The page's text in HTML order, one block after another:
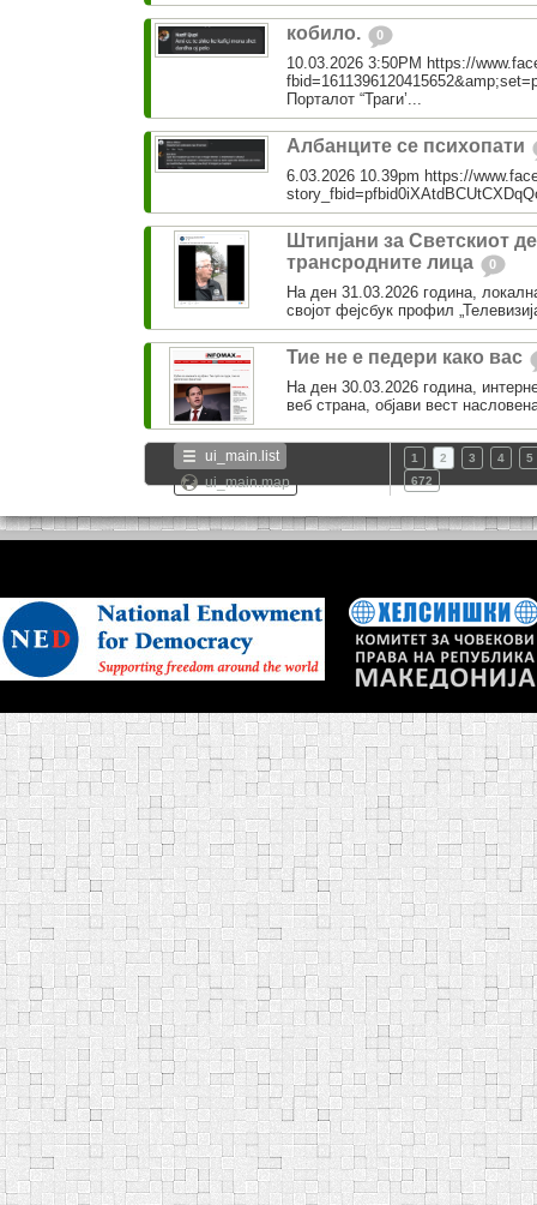
кобило. 0
10.03.2026 3:50PM https://
Порталот “Траги’...
Албанците се психопати
6.03.2026 10.39pm https://
Штипјани за Светскиот
трансродните лица
0
На ден 31.03.2026 година,
својот фејсбук профил
Тие не е педери како вас
На ден 30.03.2026 година,
веб страна, објави вест
ui_main.list
ui_main.map
1 2 3 4
5
672